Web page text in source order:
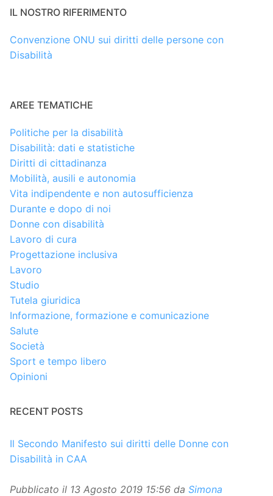
IL NOSTRO RIFERIMENTO
Convenzione ONU sui diritti delle persone con
Disabilità
AREE TEMATICHE
Politiche per la disabilità
Disabilità: dati e statistiche
Diritti di cittadinanza
Mobilità, ausili e autonomia
Vita indipendente e non autosufficienza
Durante e dopo di noi
Donne con disabilità
Lavoro di cura
Progettazione inclusiva
Lavoro
Studio
Tutela giuridica
Informazione, formazione e comunicazione
Salute
Società
Sport e tempo libero
Opinioni
RECENT POSTS
Il Secondo Manifesto sui diritti delle Donne con
Disabilità in CAA
Pubblicato il 13 Agosto 2019 15:56 da Simona